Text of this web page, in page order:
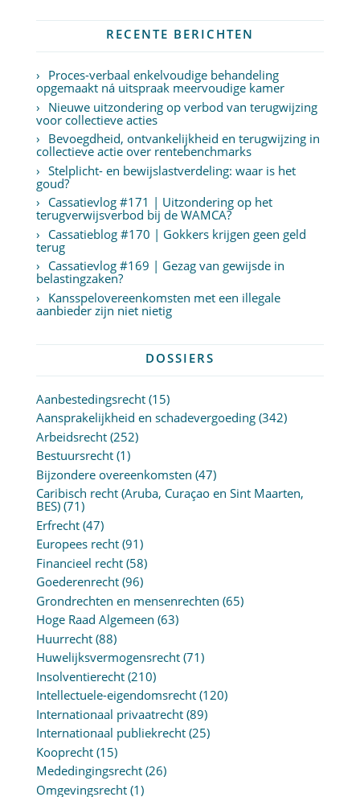
RECENTE BERICHTEN
Proces-verbaal enkelvoudige behandeling
opgemaakt ná uitspraak meervoudige kamer
Nieuwe uitzondering op verbod van terugwijzing
voor collectieve acties
Bevoegdheid, ontvankelijkheid en terugwijzing in
collectieve actie over rentebenchmarks
Stelplicht- en bewijslastverdeling: waar is het
goud?
Cassatievlog #171 | Uitzondering op het
terugverwijsverbod bij de WAMCA?
Cassatieblog #170 | Gokkers krijgen geen geld
terug
Cassatievlog #169 | Gezag van gewijsde in
belastingzaken?
Kansspelovereenkomsten met een illegale
aanbieder zijn niet nietig
DOSSIERS
Aanbestedingsrecht(15)
Aansprakelijkheid en schadevergoeding(342)
Arbeidsrecht(252)
Bestuursrecht(1)
Bijzondere overeenkomsten (47)
Caribisch recht (Aruba, Curaçao en Sint Maarten,
BES)(71)
Erfrecht(47)
Europees recht(91)
Financieel recht(58)
Goederenrecht(96)
Grondrechten en mensenrechten (65)
Hoge Raad Algemeen (63)
Huurrecht(88)
Huwelijksvermogensrecht(71)
Insolventierecht(210)
Intellectuele-eigendomsrecht(120)
Internationaal privaatrecht(89)
Internationaal publiekrecht(25)
Kooprecht(15)
Mededingingsrecht(26)
Omgevingsrecht(1)